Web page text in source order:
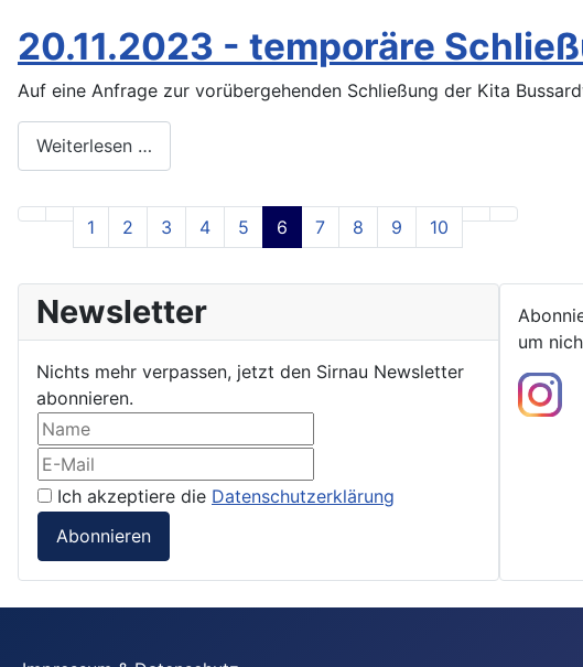
20.11.2023 - temporäre
Auf eine Anfrage zur vorübergehenden Schließung der Kita
Weiterlesen …
1 2 3 4 5 6 7 8 9 10
Newsletter
Nichts mehr verpassen, jetzt den Sirnau Newsletter
abonnieren.
Ich akzeptiere die Datenschutzerklärung
Abonnieren
um